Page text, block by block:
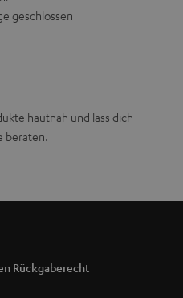
geschlossen
hautnah und lass dich
beraten.
Rückgaberecht